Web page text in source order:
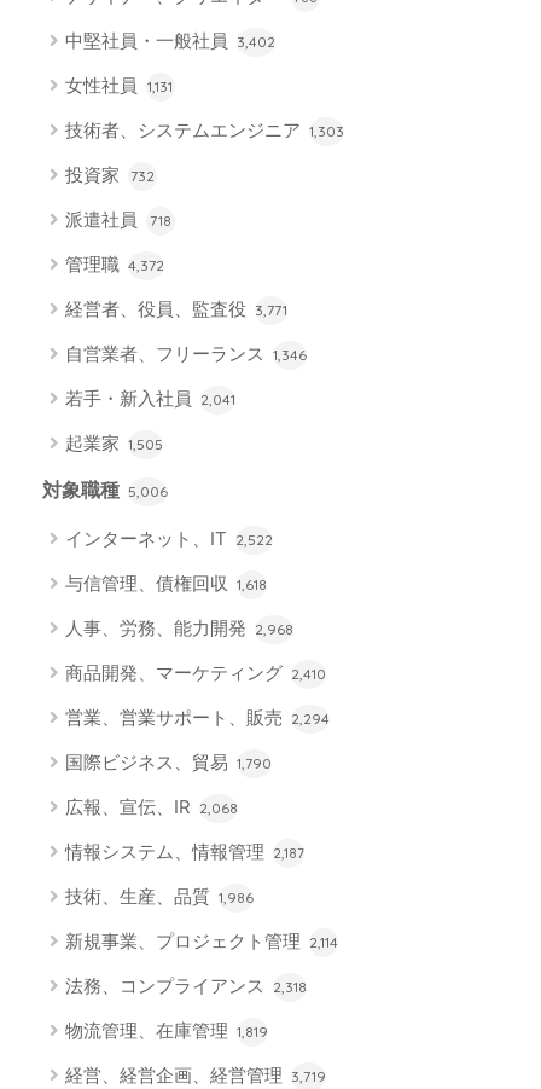
中堅社員・一般社員 3,402
女性社員 1,131
技術者、システムエンジニア 1,303
投資家 732
派遣社員 718
管理職 4,372
経営者、役員、監査役 3,771
自営業者、フリーランス 1,346
若手・新入社員 2,041
起業家 1,505
対象職種 5,006
インターネット、IT 2,522
与信管理、債権回収 1,618
人事、労務、能力開発 2,968
商品開発、マーケティング 2,410
営業、営業サポート、販売 2,294
国際ビジネス、貿易 1,790
広報、宣伝、IR 2,068
情報システム、情報管理 2,187
技術、生産、品質 1,986
新規事業、プロジェクト管理 2,114
法務、コンプライアンス 2,318
物流管理、在庫管理 1,819
経営、経営企画、経営管理 3,719